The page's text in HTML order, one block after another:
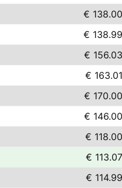
€ 138.00
€ 138.99
€ 156.03
€ 163.01
€ 170.00
€ 146.00
€ 118.00
€ 113.07
€ 114.99